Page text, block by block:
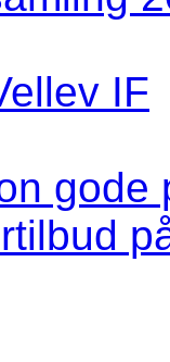
IF
gode